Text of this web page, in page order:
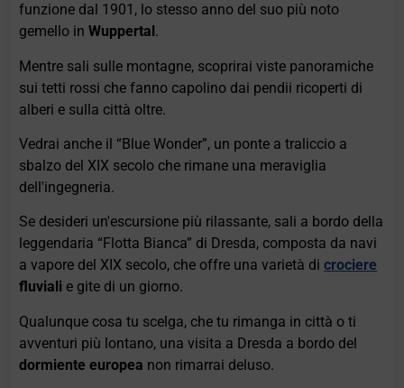
funzione dal 1901, lo stesso anno del suo più noto
gemello inWuppertal .
Mentre sali sulle montagne, scoprirai viste panoramiche
sui tetti rossi che fanno capolino dai pendii ricoperti di
alberi e sulla città oltre.
Vedrai anche il “Blue Wonder”, un ponte a traliccio a
sbalzo del XIX secolo che rimane una meraviglia
dell'ingegneria.
Se desideri un'escursione più rilassante, sali a bordo della
leggendaria “Flotta Bianca” di Dresda, composta da navi
a vapore del XIX secolo, che offre una varietà dicrociere
fluviali e gite di un giorno.
Qualunque cosa tu scelga, che tu rimanga in città o ti
avventuri più lontano, una visita a Dresda a bordo del
dormiente europea non rimarrai deluso.